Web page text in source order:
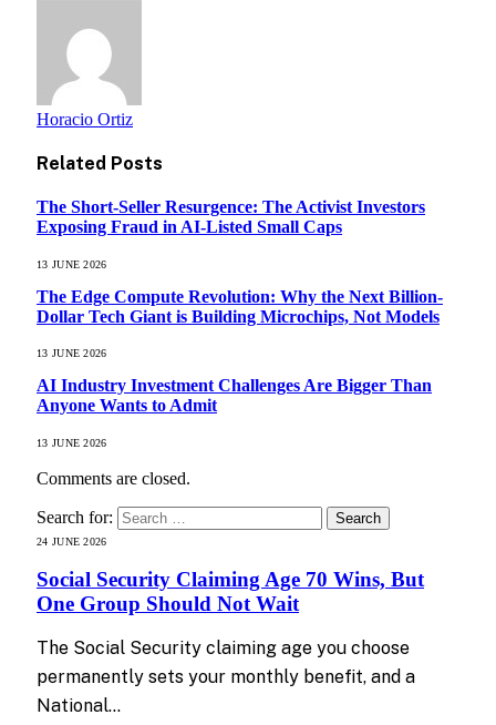
Horacio Ortiz
Related Posts
The Short-Seller Resurgence: The Activist Investors
Exposing Fraud in AI-Listed Small Caps
13 JUNE 2026
The Edge Compute Revolution: Why the Next Billion-
Dollar Tech Giant is Building Microchips, Not Models
13 JUNE 2026
AI Industry Investment Challenges Are Bigger Than
Anyone Wants to Admit
13 JUNE 2026
Comments are closed.
Search for:
24 JUNE 2026
Social Security Claiming Age 70 Wins, But
One Group Should Not Wait
The Social Security claiming age you choose
permanently sets your monthly benefit, and a
National…